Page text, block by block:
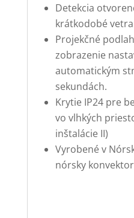
Detekcia
krátkodobé
Projekčné
zobrazenie
automatickým
sekundách.
Krytie IP24 pre
vo vlhkých
inštalácie II)
Vyrobené v
nórsky